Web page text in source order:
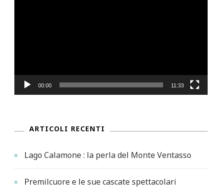
00:00 11:33
ARTICOLI RECENTI
Lago Calamone : la perla del Monte Ventasso
Premilcuore e le sue cascate spettacolari